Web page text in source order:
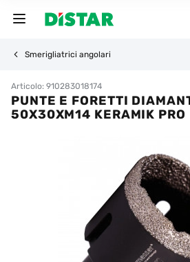
Smerigliatrici angolari
Articolo: 910283018174
PUNTE E FORETTI
50X30XM14 KERAMIK PRO